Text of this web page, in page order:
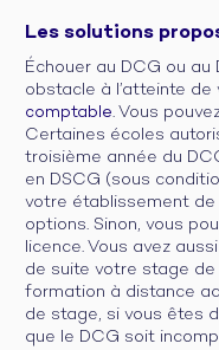
Les solutions
Échouer au DCG ou
obstacle à l’atteinte
comptable. Vous
Certaines écoles
troisième année du
en DSCG (sous
votre établissement
options. Sinon, vous
licence. Vous avez
de suite votre stage de
formation à distance
de stage, si vous êtes
que le DCG soit